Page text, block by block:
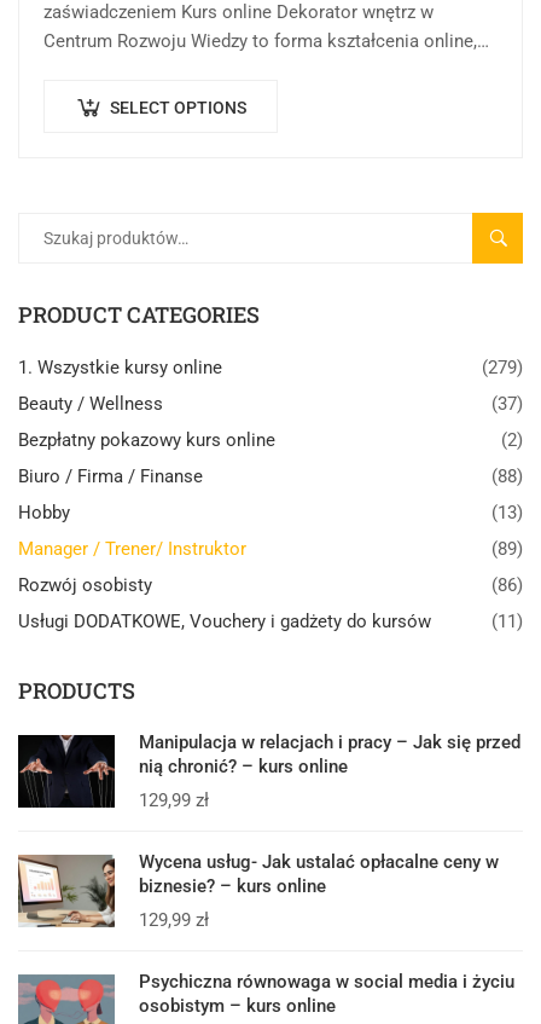
zaświadczeniem Kurs online Dekorator wnętrz w
Centrum Rozwoju Wiedzy to forma kształcenia online,
praktycznej oraz…
SELECT OPTIONS
PRODUCT CATEGORIES
1. Wszystkie kursy online
(279)
Beauty / Wellness
(37)
Bezpłatny pokazowy kurs online
(2)
Biuro / Firma / Finanse
(88)
Hobby
(13)
Manager / Trener/ Instruktor
(89)
Rozwój osobisty
(86)
Usługi DODATKOWE, Vouchery i gadżety do kursów
(11)
PRODUCTS
Manipulacja w relacjach i pracy – Jak się przed
nią chronić? – kurs online
129,99 zł
Wycena usług- Jak ustalać opłacalne ceny w
biznesie? – kurs online
129,99 zł
Psychiczna równowaga w social media i życiu
osobistym – kurs online